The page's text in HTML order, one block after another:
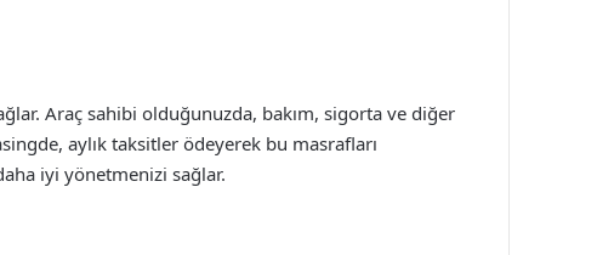
Araç sahibi olduğunuzda, bakım, sigorta ve diğer
aylık taksitler ödeyerek bu masrafları
iyi yönetmenizi sağlar.